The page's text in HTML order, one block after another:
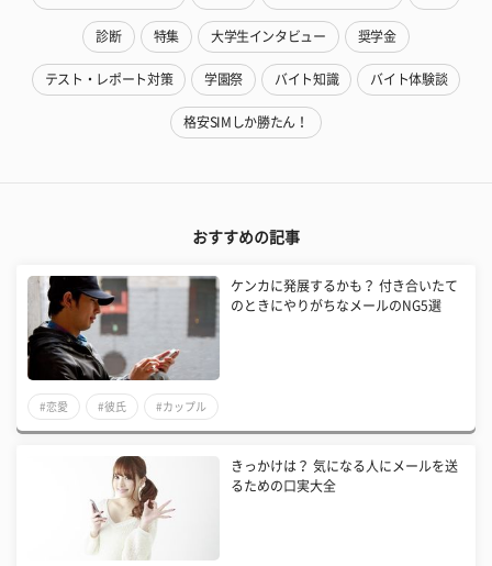
診断 特集 大学生インタビュー 奨学金
テスト・レポート対策 学園祭 バイト知識 バイト体験談
格安SIMしか勝たん！
おすすめの記事
ケンカに発展するかも？ 付き合いたて
のときにやりがちなメールのNG5選
#恋愛 #彼氏 #カップル
きっかけは？ 気になる人にメールを送
るための口実大全